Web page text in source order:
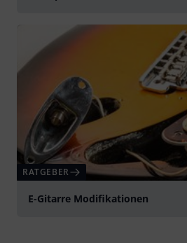
RATGEBER
E-Gitarre Modifikationen